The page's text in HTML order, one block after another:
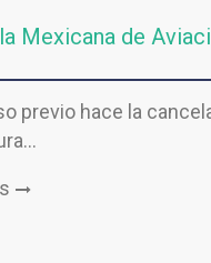
Mexicana de
previo hace la